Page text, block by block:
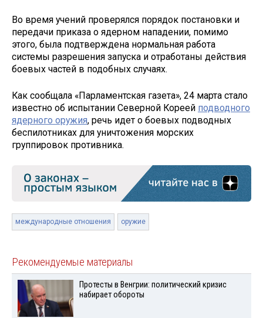
Во время учений проверялся порядок постановки и
передачи приказа о ядерном нападении, помимо
этого, была подтверждена нормальная работа
системы разрешения запуска и отработаны действия
боевых частей в подобных случаях.
Как сообщала «Парламентская газета», 24 марта стало
известно об испытании Северной Кореей подводного
ядерного оружия, речь идет о боевых подводных
беспилотниках для уничтожения морских
группировок противника.
международные отношения оружие
Рекомендуемые материалы
Протесты в Венгрии: политический кризис
набирает обороты